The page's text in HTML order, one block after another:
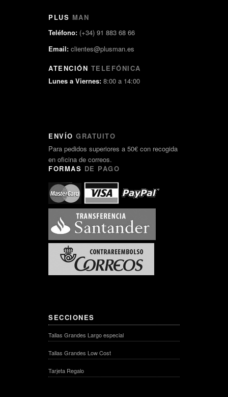
PLUS MAN
Teléfono: (+34) 91 883 68 66
Email: clientes@plusman.es
ATENCIÓN TELEFÓNICA
Lunes a Viernes: 8:00 a 14:00
ENVÍO GRATUITO
Para pedidos superiores a 50€ con recogida
en oficina de correos.
FORMAS DE PAGO
SECCIONES
Tallas Grandes Largo especial
Tallas Grandes Low Cost
Tarjeta Regalo